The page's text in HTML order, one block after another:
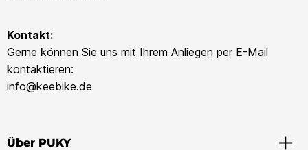
Kontakt:
Gerne können Sie uns mit Ihrem Anliegen per E-Mail
kontaktieren:
info@keebike.de
Über PUKY